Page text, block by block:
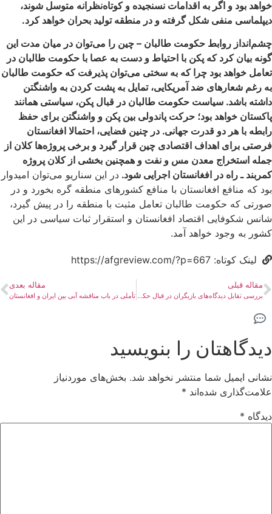
خواهد بود و اگر به اقدامات نسنجیده و کوتاه‌نظرانه متوسل شوند،
دیپلماسی منفی شکل گرفته و در منطقه تولید بحران خواهد کرد.
چشمانداز روابط حکومت طالبان – چین را می‌توان در میان مدت این
گونه بیان کرد که پکن با احتیاط و دست به عصا با حکومت طالبان در
تعامل خواهد بود چرا که به سختی می‌توان پذیرفت که حکومت طالبان
به رغم شعارهای ضد آمریکایی، تمایل به پشت کردن به واشنگتن
داشته باشد. سیاست حکومت طالبان در قبال پکن، سیاستی همانند
پاکستان خواهد بود؛ حرکت پاندولی بین پکن و واشنگتن برای حفظ
رابطه با هر دو قدرت جهانی. در چنین فضایی، احتمالا افغانستان
فرصتی برای اهداف اقتصادی چین قرار گیرد و برخی پروژه‌ها کلان از
جمله استخراج معدن مس و نفت و همچنین بخشی از کلان پروژه
کمربند ـ راه در افغانستان اجرایی شود. در این سناریو می‌توان امیدوار
بود که منافع افغانستان با منافع کشورهای منطقه گره بخورد و در
صورتی که حکومت طالبان تعامل مثبت با منطقه را در پیش گیرد،
شانس شکوفایی اقتصاد افغانستان و استقرار ثبات سیاسی در این
کشور به وجود خواهد آمد.
لینک کوتاه: https://afgreview.com/?p=667
مقاله قبلی
بررسی تقابل دیدگاه‌های بازیگران در قبال حکومت طالبان
مقاله بعدی
تأملی در باب مناقشه آبی بین ایران و افغانستان
دیدگاهتان را بنویسید
نشانی ایمیل شما منتشر نخواهد شد. بخش‌های موردنیاز
علامت‌گذاری شده‌اند *
دیدگاه *